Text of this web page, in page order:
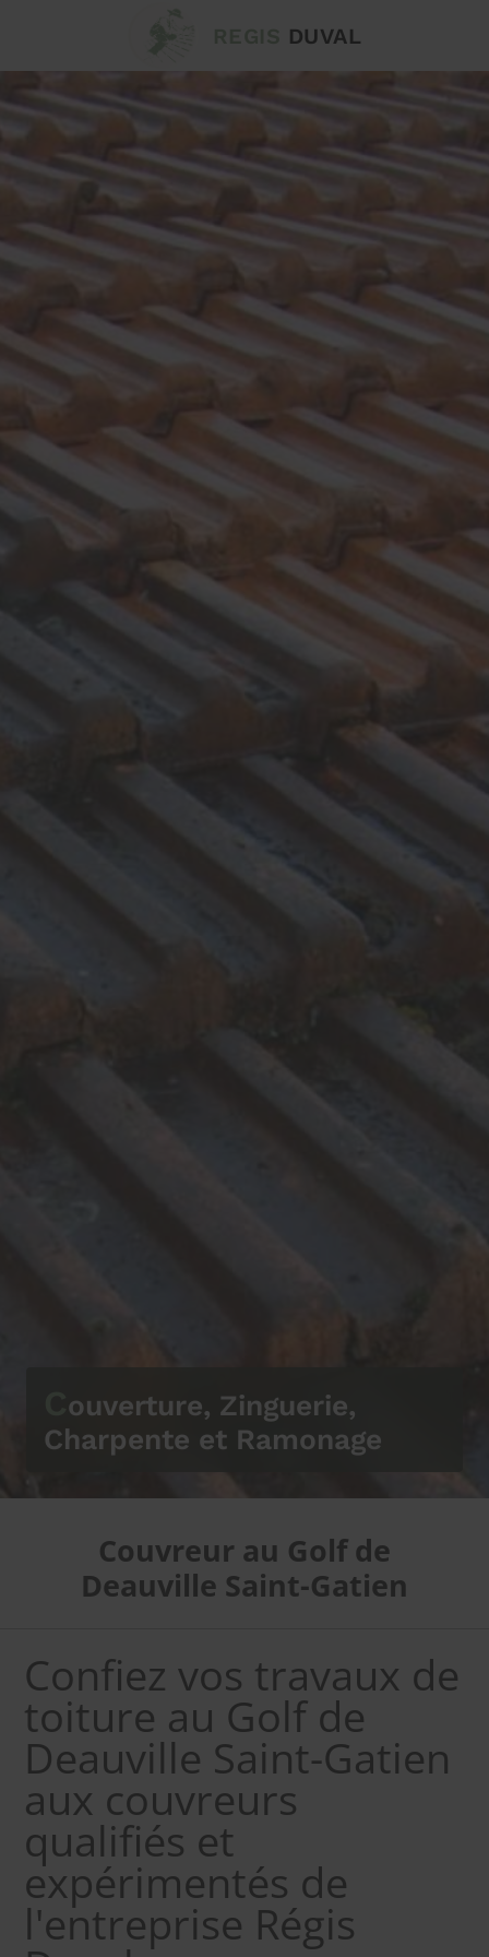
ouverture, Zinguerie,
Charpente et Ramonage
Couvreur au Golf de
Deauville Saint-Gatien
Confiez vos travaux de
toiture au Golf de
Deauville Saint-Gatien
aux couvreurs
qualifiés et
expérimentés de
l'entreprise Régis
DUVAL